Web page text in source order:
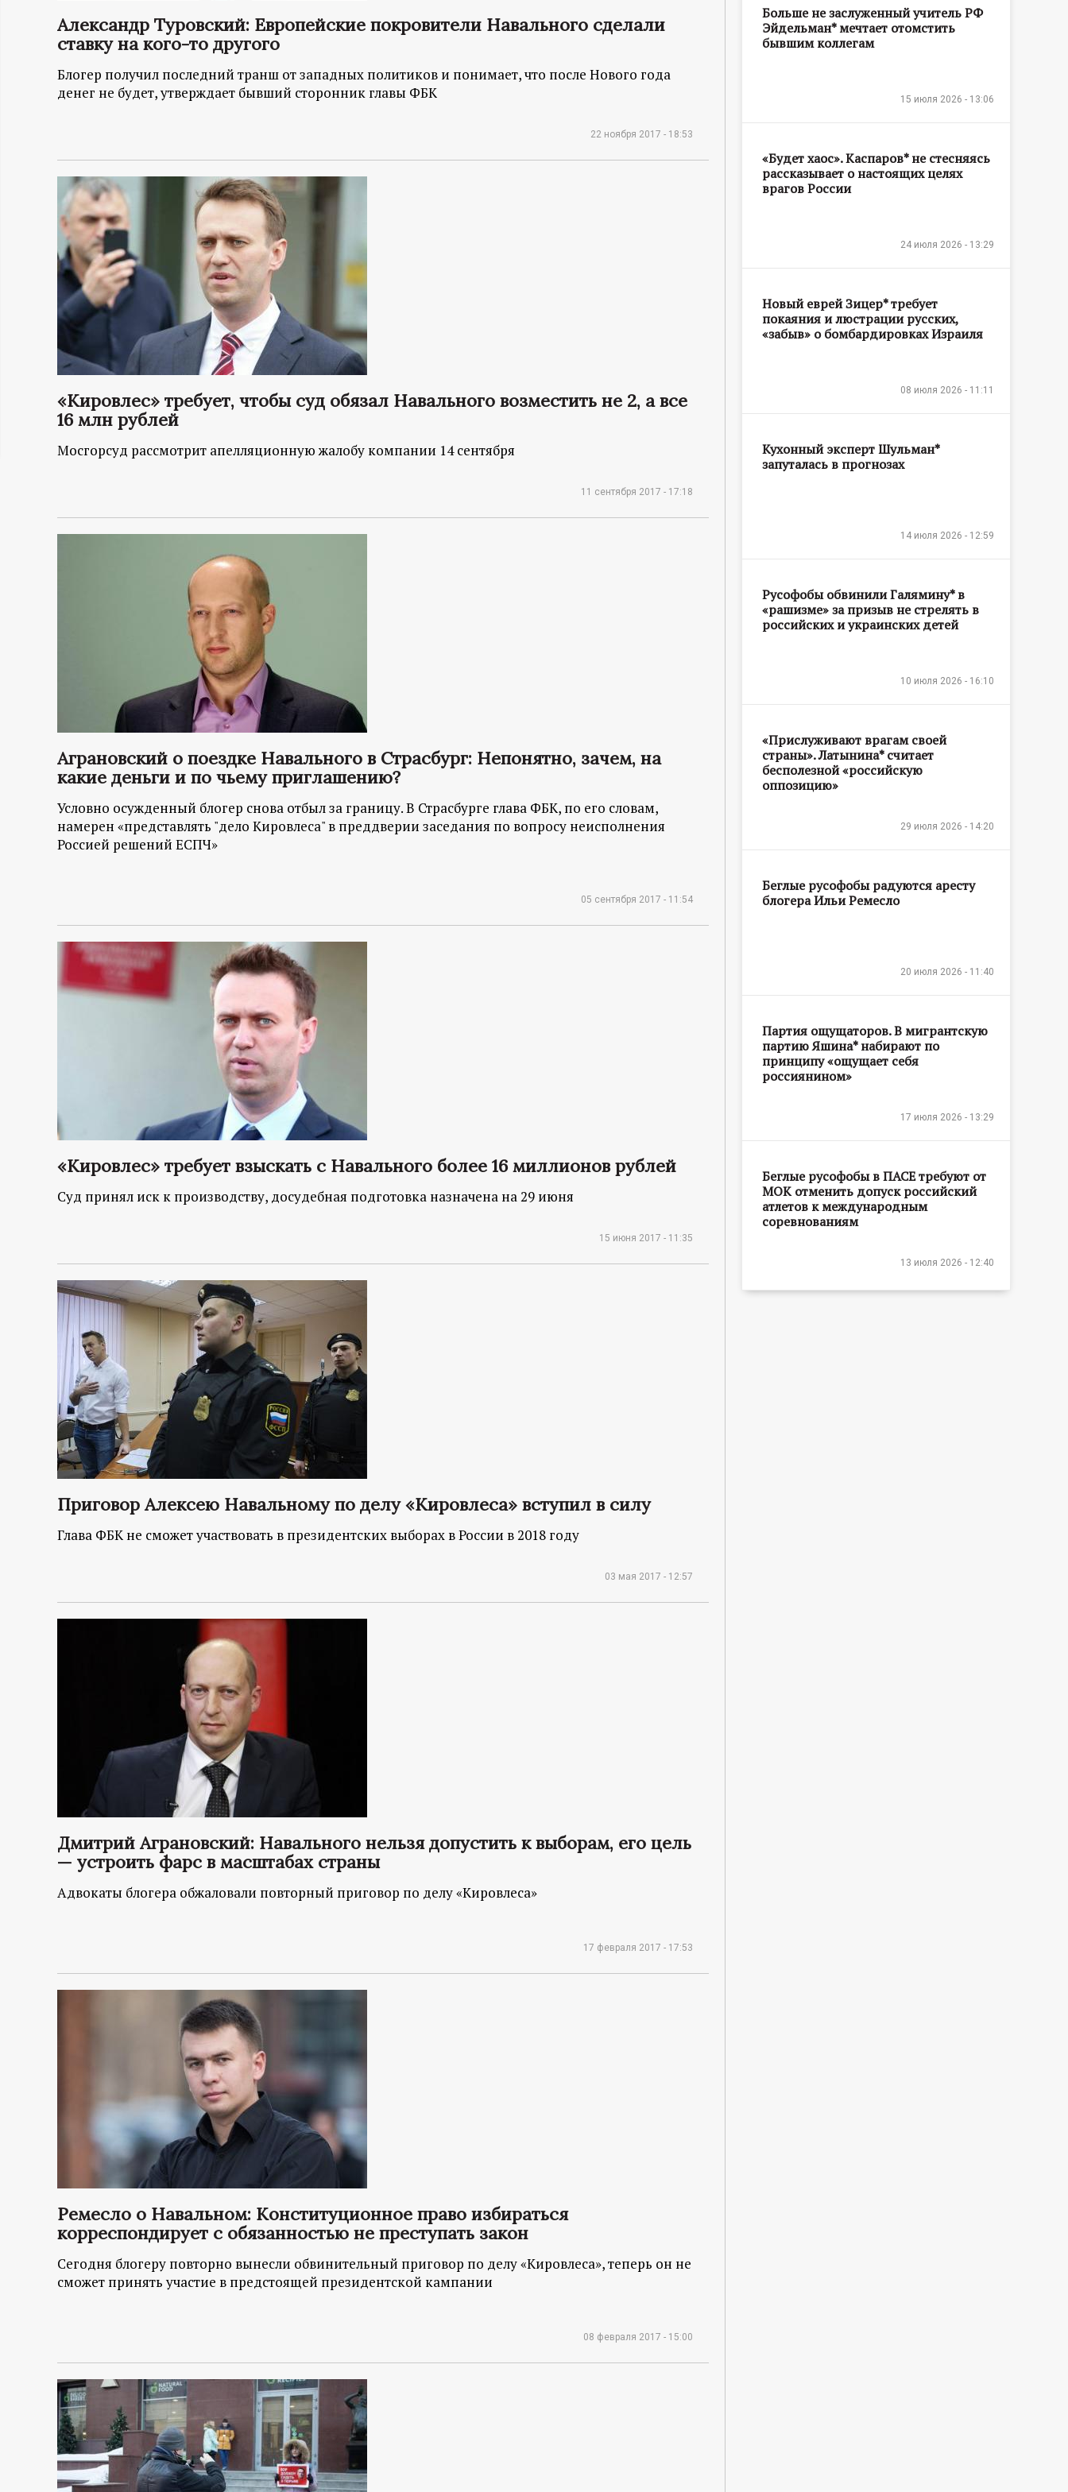
Н
-
ф
о
р
м
а
ц
и
о
н
т
а
л
Александр Туровский: Европейские покровители Навального сделали
ставку на кого-то другого
Блогер получил последний транш от западных политиков и понимает, что после Нового года
денег не будет, утверждает бывший сторонник главы ФБК
22 ноября 2017 - 18:53
«Кировлес» требует, чтобы суд обязал Навального возместить не 2, а все
16 млн рублей
Мосгорсуд рассмотрит апелляционную жалобу компании 14 сентября
11 сентября 2017 - 17:18
Аграновский о поездке Навального в Страсбург: Непонятно, зачем, на
какие деньги и по чьему приглашению?
Условно осужденный блогер снова отбыл за границу. В Страсбурге глава ФБК, по его словам,
намерен «представлять "дело Кировлеса" в преддверии заседания по вопросу неисполнения
Россией решений ЕСПЧ»
05 сентября 2017 - 11:54
«Кировлес» требует взыскать с Навального более 16 миллионов рублей
Суд принял иск к производству, досудебная подготовка назначена на 29 июня
15 июня 2017 - 11:35
Приговор Алексею Навальному по делу «Кировлеса» вступил в силу
Глава ФБК не сможет участвовать в президентских выборах в России в 2018 году
03 мая 2017 - 12:57
Дмитрий Аграновский: Навального нельзя допустить к выборам, его цель
— устроить фарс в масштабах страны
Адвокаты блогера обжаловали повторный приговор по делу «Кировлеса»
17 февраля 2017 - 17:53
Ремесло о Навальном: Конституционное право избираться
корреспондирует с обязанностью не преступать закон
Сегодня блогеру повторно вынесли обвинительный приговор по делу «Кировлеса», теперь он не
сможет принять участие в предстоящей президентской кампании
08 февраля 2017 - 15:00
Больше не заслуженный учитель РФ
Эйдельман* мечтает отомстить
бывшим коллегам
15 июля 2026 - 13:06
«Будет хаос». Каспаров* не стесняясь
рассказывает о настоящих целях
врагов России
24 июля 2026 - 13:29
Новый еврей Зицер* требует
покаяния и люстрации русских,
«забыв» о бомбардировках Израиля
08 июля 2026 - 11:11
Кухонный эксперт Шульман*
запуталась в прогнозах
14 июля 2026 - 12:59
Русофобы обвинили Галямину* в
«рашизме» за призыв не стрелять в
российских и украинских детей
10 июля 2026 - 16:10
«Прислуживают врагам своей
страны». Латынина* считает
бесполезной «российскую
оппозицию»
29 июля 2026 - 14:20
Беглые русофобы радуются аресту
блогера Ильи Ремесло
20 июля 2026 - 11:40
Партия ощущаторов. В мигрантскую
партию Яшина* набирают по
принципу «ощущает себя
россиянином»
17 июля 2026 - 13:29
Беглые русофобы в ПАСЕ требуют от
МОК отменить допуск российский
атлетов к международным
соревнованиям
13 июля 2026 - 12:40